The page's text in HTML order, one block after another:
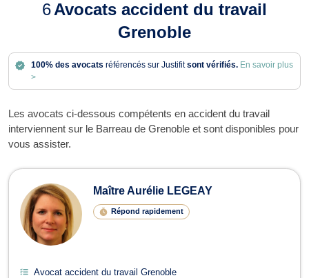
6Avocats accident du travail
Grenoble
100% des avocats référencés sur Justifitsont vérifiés. En savoir plus
>
Les avocats ci-dessous compétents en accident du travail
interviennent sur le Barreau de Grenoble et sont disponibles pour
vous assister.
Avocats en accident du travail à
Maître Aurélie LEGEAY
Répond rapidement
Avocat accident du travail Grenoble